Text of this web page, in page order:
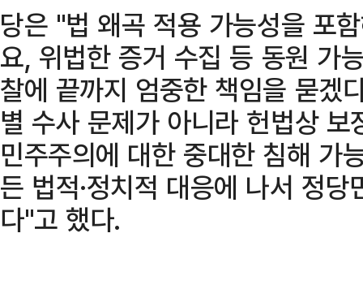
당은 "법 왜곡 적용 가능성을 포
요, 위법한 증거 수집 등 동원 가
찰에 끝까지 엄중한 책임을 묻겠
별 수사 문제가 아니라 헌법상
민주주의에 대한 중대한 침해 가
든 법적·정치적 대응에 나서 정
다"고 했다.